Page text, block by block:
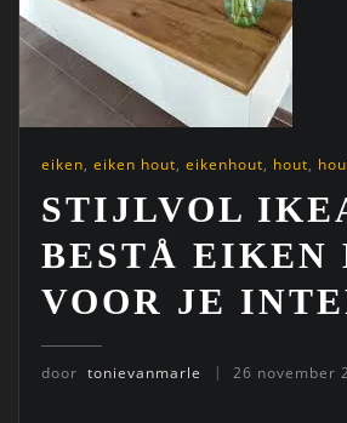
eiken, eiken hout, eikenhout, hout,
STIJLVOL
BESTÅ EIKEN
VOOR JE
door tonievanmarle 26 november